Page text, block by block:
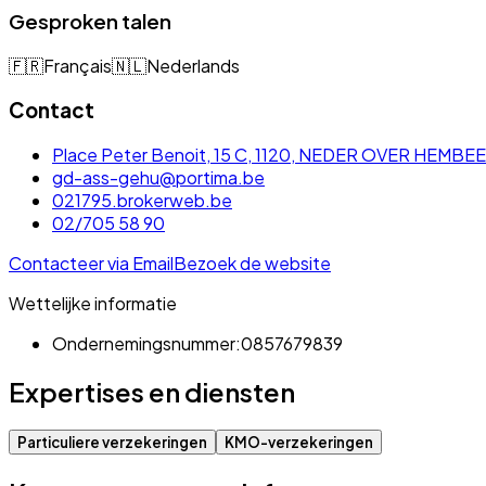
Gesproken talen
🇫🇷Français🇳🇱Nederlands
Contact
Place Peter Benoit, 15 C, 1120, NEDER OVER
gd-ass-gehu@portima.be
021795.brokerweb.be
02/705 58 90
Contacteer via EmailBezoek de website
Wettelijke informatie
Ondernemingsnummer:0857679839
Expertises en diensten
Particuliere verzekeringen KMO-verzekeringen